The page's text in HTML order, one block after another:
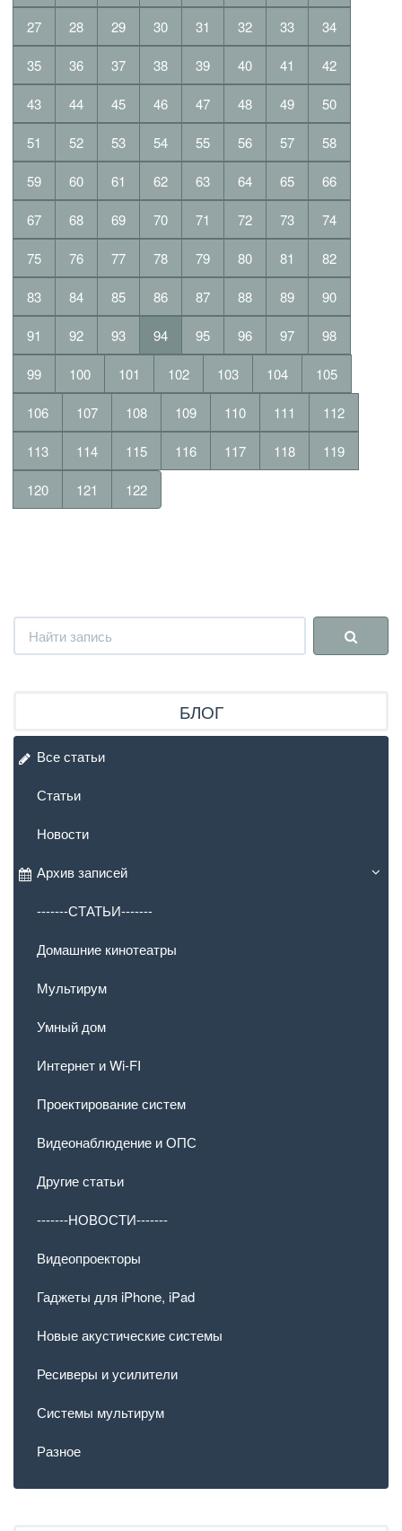
27 28 29 30 31 32 33 34
35 36 37 38 39 40 41 42
43 44 45 46 47 48 49 50
51 52 53 54 55 56 57 58
59 60 61 62 63 64 65 66
67 68 69 70 71 72 73 74
75 76 77 78 79 80 81 82
83 84 85 86 87 88 89 90
91 92 93 94 95 96 97 98
99 100 101 102 103 104 105
106 107 108 109 110 111 112
113 114 115 116 117 118 119
120 121 122
БЛОГ
Все статьи
Статьи
Новости
Архив записей
-------СТАТЬИ-------
Домашние кинотеатры
Мультирум
Умный дом
Интернет и Wi-FI
Проектирование систем
Видеонаблюдение и ОПС
Другие статьи
-------НОВОСТИ-------
Видеопроекторы
Гаджеты для iPhone, iPad
Новые акустические системы
Ресиверы и усилители
Системы мультирум
Разное